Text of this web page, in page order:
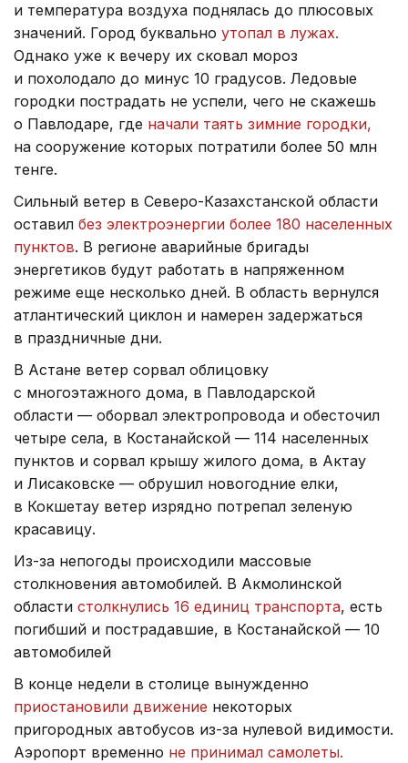
и температура воздуха поднялась до плюсовых
значений. Город буквально утопал в лужах.
Однако уже к вечеру их сковал мороз
и похолодало до минус 10 градусов. Ледовые
городки пострадать не успели, чего не скажешь
о Павлодаре, где начали таять зимние городки,
на сооружение которых потратили более 50 млн
тенге.
Сильный ветер в Северо-Казахстанской области
оставил без электроэнергии более 180 населенных
пунктов. В регионе аварийные бригады
энергетиков будут работать в напряженном
режиме еще несколько дней. В область вернулся
атлантический циклон и намерен задержаться
в праздничные дни.
В Астане ветер сорвал облицовку
с многоэтажного дома, в Павлодарской
области — оборвал электропровода и обесточил
четыре села, в Костанайской — 114 населенных
пунктов и сорвал крышу жилого дома, в Актау
и Лисаковске — обрушил новогодние елки,
в Кокшетау ветер изрядно потрепал зеленую
красавицу.
Из-за непогоды происходили массовые
столкновения автомобилей. В Акмолинской
области столкнулись 16 единиц транспорта, есть
погибший и пострадавшие, в Костанайской — 10
автомобилей
В конце недели в столице вынужденно
приостановили движение некоторых
пригородных автобусов из-за нулевой видимости.
Аэропорт временно не принимал самолеты.